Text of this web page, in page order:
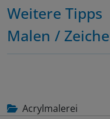
Weitere Tipps
Malen /
Acrylmalerei